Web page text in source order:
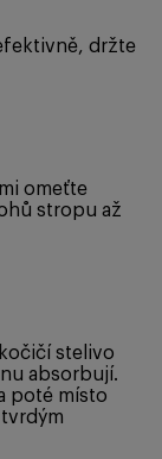
držte
omeťte
stropu až
stelivo
absorbují.
poté místo